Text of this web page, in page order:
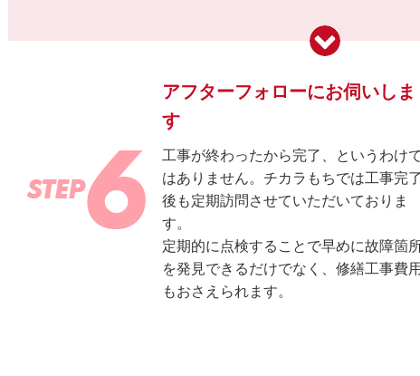
アフターフォローにお伺いしま
す
工事が終わったから完了、というわけ
はありません。チカラもちでは工事完了
後も定期訪問させていただいておりま
す。
定期的に点検することで早めに故障箇
を発見できるだけでなく、修繕工事費用
もおさえられます。